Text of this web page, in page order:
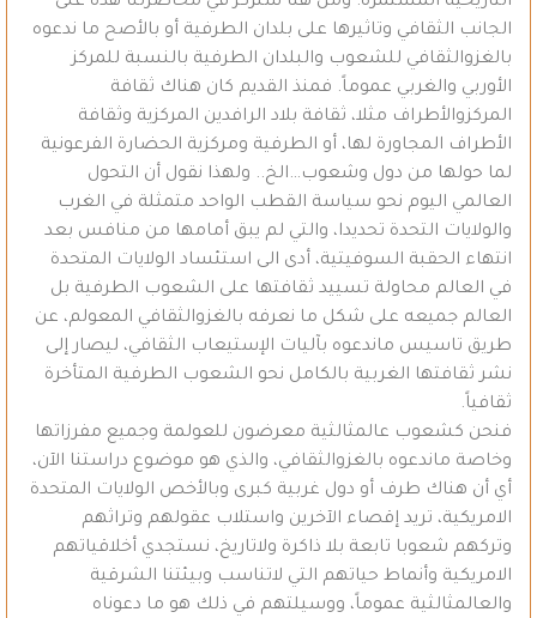
الجانب الثقافي وتاثيرها على بلدان الطرفية أو بالأصح ما ندعوه
بالغزوالثقافي للشعوب والبلدان الطرفية بالنسبة للمركز
الأوربي والغربي عموماً. فمنذ القديم كان هناك ثقافة
المركزوالأطراف مثلا، ثقافة بلاد الرافدين المركزية وثقافة
الأطراف المجاورة لها، أو الطرفية ومركزية الحضارة الفرعونية
لما حولها من دول وشعوب…الخ.. ولهذا نقول أن التحول
العالمي اليوم نحو سياسة القطب الواحد متمثلة في الغرب
والولايات التحدة تحديدا، والتي لم يبق أمامها من منافس بعد
انتهاء الحقبة السوفيتية، أدى الى استئساد الولايات المتحدة
في العالم محاولة تسييد ثقافتها على الشعوب الطرفية بل
العالم جميعه على شكل ما نعرفه بالغزوالثقافي المعولم، عن
طريق تاسيس ماندعوه بآليات الإستيعاب الثقافي، ليصار إلى
نشر ثقافتها الغربية بالكامل نحو الشعوب الطرفية المتأخرة
ثقافياً.
فنحن كشعوب عالمثالثية معرضون للعولمة وجميع مفرزاتها
وخاصة ماندعوه بالغزوالثقافي، والذي هو موضوع دراستنا الآن،
أي أن هناك طرف أو دول غربية كبرى وبالأخص الولايات المتحدة
الامريكية، تريد إقصاء الآخرين واستلاب عقولهم وتراثهم
وتركهم شعوبا تابعة بلا ذاكرة ولاتاريخ، نستجدي أخلاقياتهم
الامريكية وأنماط حياتهم التي لاتناسب وبيئتنا الشرقية
والعالمثالثية عموماً، ووسيلتهم في ذلك هو ما دعوناه